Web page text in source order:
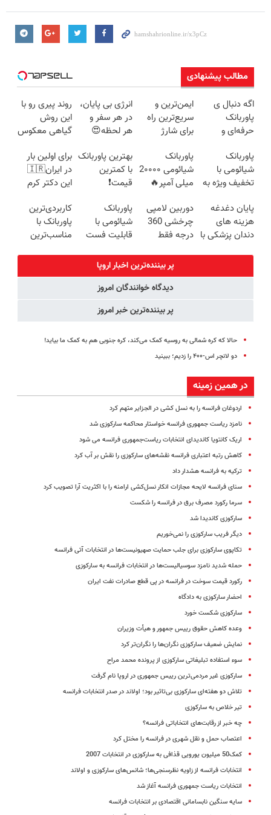
مطالب پیشنهادی
اگه دنبال ی
پاوربانک
حرفه‌ای و
تخفیف رو از
دست نده👌🏻
ایمن‌ترین و
سریع‌ترین راه
برای شارژ
انرژی بی پایان،
در هر سفر و
هر لحظه😍
شیائومی با
تخفیف ویژه🔥
روند پیری رو با
این روش
گیاهی معکوس
پاوربانک
شیائومی با
تخفیف ویژه به
پاوربانک
شیائومی 2۰۰۰۰
میلی آمپر🔥
پرداخت درب
منزل)
بهترین پاوربانک
با کمترین
قیمت❗
برای اولین بار
در ایران🇮🇷
این دکتر کرم
روزه ساخت!
پایان دغدغه
هزینه های
دندان پزشکی با
دوربین لامپی
چرخشی 360
درجه فقط
🔥 پرداخت
درب منزل
پاوربانک
شیائومی با
قابلیت فست
های بی برقی⚡
کاربردی‌ترین
پاوربانک با
مناسب‌ترین
پر بیننده‌ترین اخبار اروپا
دیدگاه خوانندگان امروز
پر بیننده‌ترین خبر امروز
حالا که کره شمالی به روسیه کمک می‌کند، کره جنوبی هم به کمک ما بیاید!
دو لانچر اس-۴۰۰ را زدیم؛ ببینید
در همین زمینه
اردوغان فرانسه را به نسل کشی در الجزایر متهم کرد
نامزد ریاست جمهوری فرانسه خواستار محاکمه سارکوزی شد
اریک کانتویا کاندیدای انتخابات ریاست‌جمهوری فرانسه می شود
کاهش رتبه اعتباری فرانسه نقشه‌های سارکوزی را نقش بر آب کرد
ترکیه به فرانسه هشدار داد
سنای فرانسه لایحه مجازات انکار نسل‌کشی ارامنه را با اکثریت آرا تصویب کرد
سرما رکورد مصرف برق در فرانسه را شکست
سارکوزی کاندیدا شد
دیگر فریب سارکوزی را نمی‌خوریم
تکاپوی سارکوزی برای جلب حمایت صهیونیست‌ها در انتخابات آتی فرانسه
حمله شدید نامزد سوسیالیست‌ها در انتخابات فرانسه به سارکوزی
رکورد قیمت سوخت در فرانسه در پی قطع صادرات نفت ایران
احضار سارکوزی به دادگاه
سارکوزی شکست خورد
وعده کاهش حقوق رییس جمهور و هیأت وزیران
نمایش ضعیف سارکوزی نگران‌ها را نگران‌تر کرد
سوء استفاده تبلیغاتی سارکوزی از پرونده محمد مراح
سارکوزی غیر مردمی‌ترین رییس جمهوری در اروپا نام گرفت
تلاش دو هفته‌ای سارکوزی بی‌تاثیر بود؛ اولاند در صدر انتخابات فرانسه
تیر خلاص به سارکوزی
چه خبر از رقابت‌های انتخاباتی فرانسه؟
اعتصاب حمل و نقل شهری در فرانسه را مختل کرد
کمک50 میلیون یورویی قذافی به سارکوزی در انتخابات 2007
انتخابات فرانسه از زاویه نظرسنجی‏‌ها؛ شانس‌های سارکوزی و اولاند
انتخابات ریاست جمهوری فرانسه آغاز شد
سایه سنگین نابسامانی اقتصادی بر انتخابات فرانسه